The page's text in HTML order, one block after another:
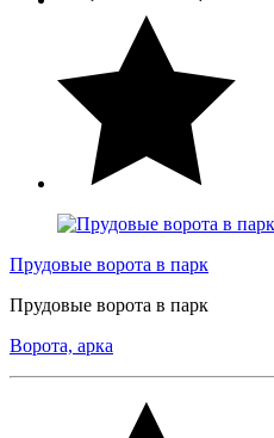
Прудовые ворота в парк
Прудовые ворота в парк
Ворота, арка